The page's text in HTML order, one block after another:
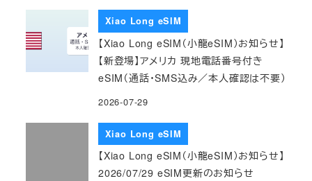
Xiao Long eSIM
【Xiao Long eSIM（小龍eSIM）お知らせ】
【新登場】アメリカ 現地電話番号付き
eSIM（通話・SMS込み／本人確認は不要）
2026-07-29
Xiao Long eSIM
【Xiao Long eSIM（小龍eSIM）お知らせ】
2026/07/29 eSIM更新のお知らせ